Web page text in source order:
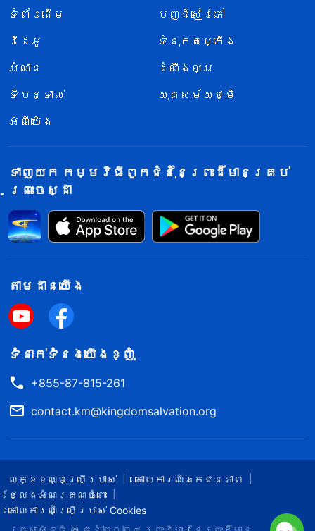
ទំព័រ​ដើម
បញ្ជីសៀវភៅ
វីដេអូ
ទំនុកតម្កើង
អំណាន
ដំណឹងល្អ
ទីបន្ទាល់
យុគសម័យថ្មី
អំពីយើង
ទាញយក កម្មវិធីពួកជំនុំនៃព្រះដ៏មានគ្រប់
ព្រះចេស្ដា
តាម​ដាន​យើង​
ទំនាក់​ទំនង​យើង​ខ្ញុំ
+855-87-815-261
contact.km@kingdomsalvation.org
លក្ខខណ្ឌ​ប្រើប្រាស់​
គោលការណ៍ឯកជនភាព
ថ្លែងអំណរគុណចំពោះ
គោលការណ៍ប្រើប្រាស់ Cookies